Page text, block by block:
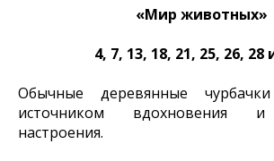
«Мир животных»
4, 7, 13, 18, 21, 25, 26, 28
Обычные деревянные
источником вдохновения и
настроения.